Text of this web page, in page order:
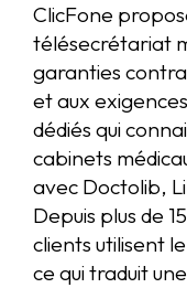
ClicFone
télésecrétariat
garanties
et aux
dédiés qui
cabinets
avec Doctolib,
Depuis plus de
clients utilisent
ce qui traduit